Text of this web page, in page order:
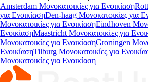
Amsterdam Μονοκατοικίες για Ενοικίαση
για ΕνοικίασηDen-haag Μονοκατοικίες για
Μονοκατοικίες για ΕνοικίασηEindhoven
ΕνοικίασηMaastricht Μονοκατοικίες για
Μονοκατοικίες για ΕνοικίασηGroningen
ΕνοικίασηTilburg Μονοκατοικίες για
Μονοκατοικίες για Ενοικίαση